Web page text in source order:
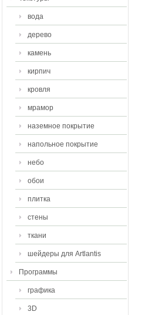
вода
дерево
камень
кирпич
кровля
мрамор
наземное покрытие
напольное покрытие
небо
обои
плитка
стены
ткани
шейдеры для Artlantis
Программы
графика
3D